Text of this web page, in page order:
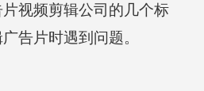
视频剪辑公司的几个标
告片时遇到问题。